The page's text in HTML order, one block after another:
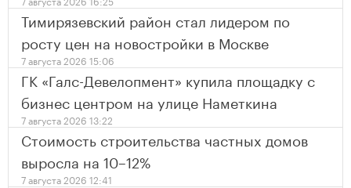
Тимирязевский район стал лидером по
росту цен на новостройки в Москве
7 августа 2026 15:06
ГК «Галс-Девелопмент» купила площадку с
бизнес центром на улице Наметкина
7 августа 2026 13:22
Стоимость строительства частных домов
выросла на 10–12%
7 августа 2026 12:41